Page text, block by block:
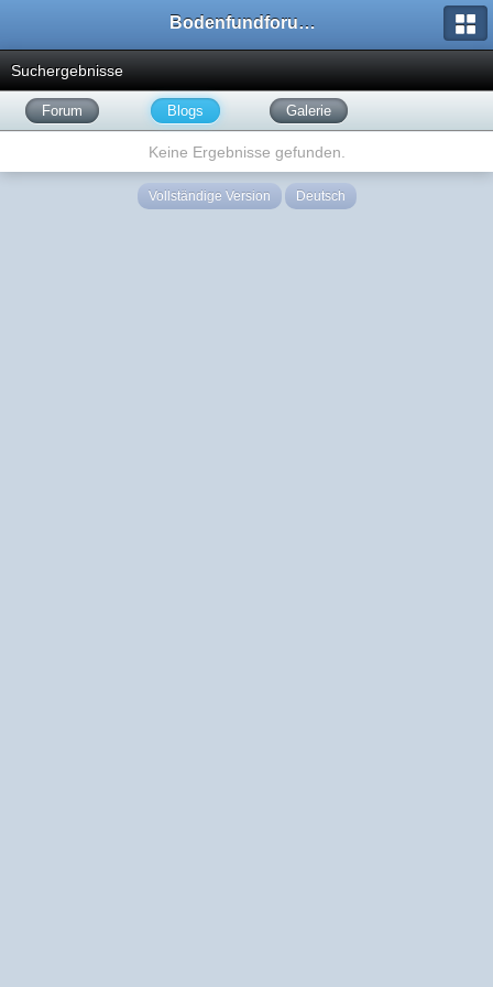
Bodenfundforum.com
Suchergebnisse
Forum Blogs Galerie
Keine Ergebnisse gefunden.
Vollständige Version Deutsch